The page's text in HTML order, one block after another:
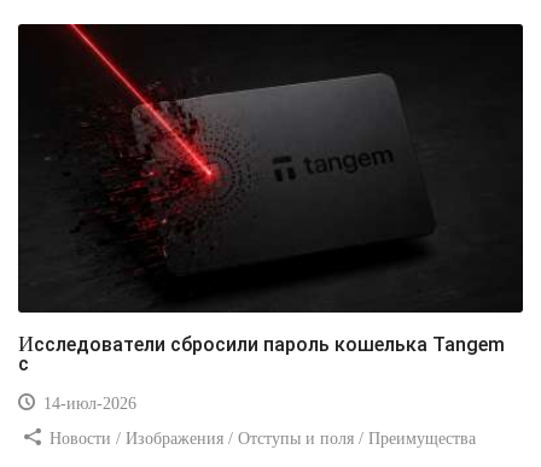
Исследователи сбросили пароль кошелька Tangem
с
14-июл-2026
Новости / Изображения / Отступы и поля / Преимущества